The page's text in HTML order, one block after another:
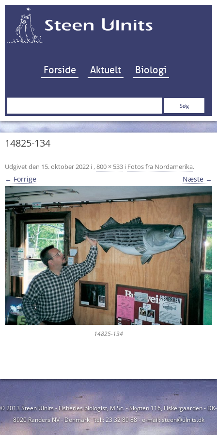
Hop til indhold
Forside Aktuelt Biologi
Søg
14825-134
Udgivet den 15. oktober 2022 i ,800 × 533 i Fotos fra Nordamerika.
← Forrige Næste →
14825-134
© 2013 Steen Ulnits - Fisheries biologist, M.Sc. - Skytten 116, Fiskergaarden - DK-
8920 Randers NV - Denmark - tel.: 23 32 89 88 - e-mail: steen@ulnits.dk